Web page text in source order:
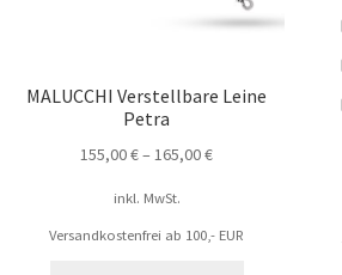
MALUCCHI Verstellbare Leine
Petra
155,00€–165,00€
inkl. MwSt.
Versandkostenfrei ab 100,- EUR